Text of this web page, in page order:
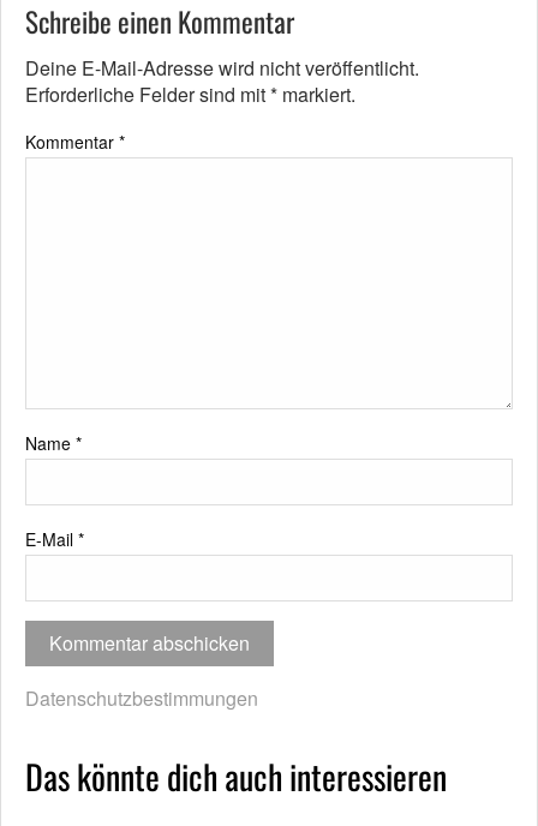
Schreibe einen Kommentar
Deine E-Mail-Adresse wird nicht veröffentlicht.
Erforderliche Felder sind mit* markiert.
Kommentar *
Name *
E-Mail *
Datenschutzbestimmungen
Das könnte dich auch interessieren